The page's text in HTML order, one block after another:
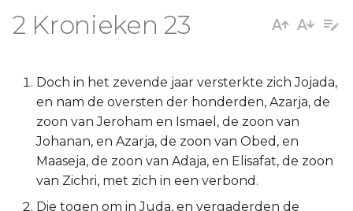
2 Kronieken 23:12-21
Lukas
Johannes
Handelingen
Romeinen
2 Kronieken 23
Doch in het zevende jaar versterkte zich Jojada,
en nam de oversten der honderden, Azarja, de
zoon van Jeroham en Ismael, de zoon van
Johanan, en Azarja, de zoon van Obed, en
Maaseja, de zoon van Adaja, en Elisafat, de zoon
van Zichri, met zich in een verbond.
Die togen om in Juda, en vergaderden de